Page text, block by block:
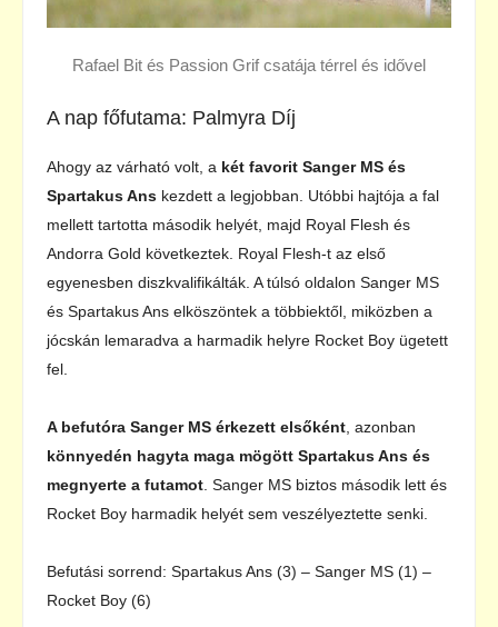
Rafael Bit és Passion Grif csatája térrel és idővel
A nap főfutama: Palmyra Díj
Ahogy az várható volt, a két favorit Sanger MS és
Spartakus Ans kezdett a legjobban. Utóbbi hajtója a fal
mellett tartotta második helyét, majd Royal Flesh és
Andorra Gold következtek. Royal Flesh-t az első
egyenesben diszkvalifikálták. A túlsó oldalon Sanger MS
és Spartakus Ans elköszöntek a többiektől, miközben a
jócskán lemaradva a harmadik helyre Rocket Boy ügetett
fel.
A befutóra Sanger MS érkezett elsőként , azonban
könnyedén hagyta maga mögött Spartakus Ans és
megnyerte a futamot . Sanger MS biztos második lett és
Rocket Boy harmadik helyét sem veszélyeztette senki.
Befutási sorrend: Spartakus Ans (3) – Sanger MS (1) –
Rocket Boy (6)